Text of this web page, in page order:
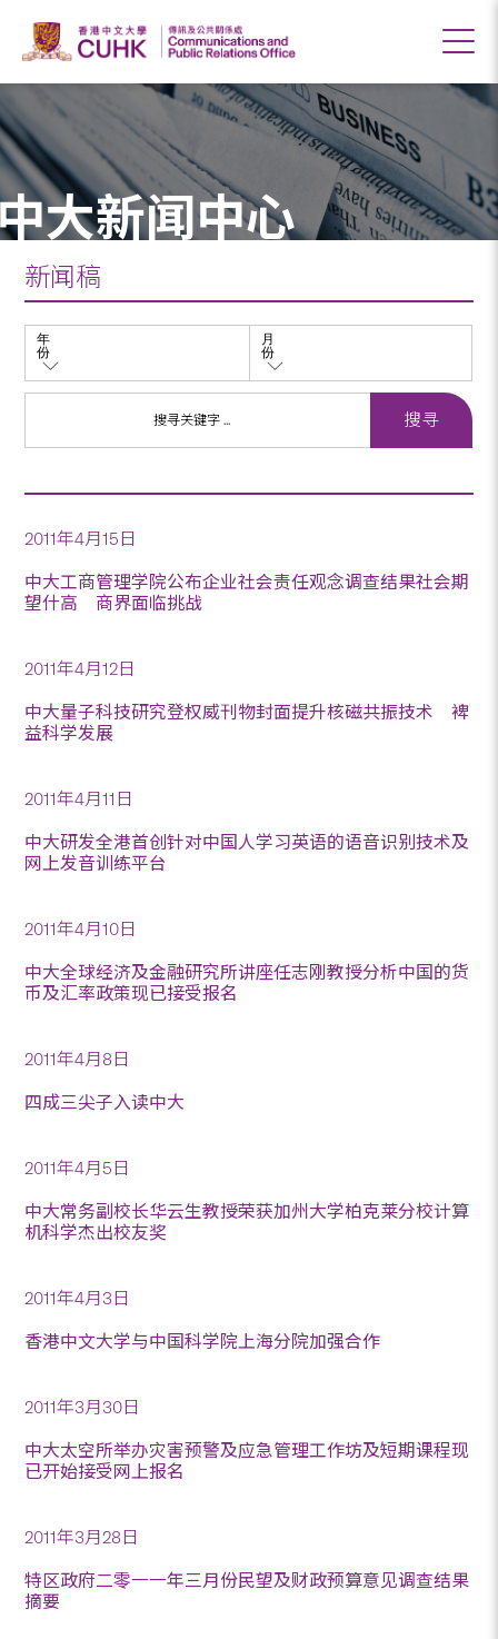
大新闻中心
新闻稿
年
份
月
份
2011年4月15日
中大工商管理学院公布企业社会责任观念调查结果社会期
望什高 商界面临挑战
2011年4月12日
中大量子科技研究登权威刊物封面提升核磁共振技术 裨
益科学发展
2011年4月11日
中大研发全港首创针对中国人学习英语的语音识别技术及
网上发音训练平台
2011年4月10日
中大全球经济及金融研究所讲座任志刚教授分析中国的货
币及汇率政策现已接受报名
2011年4月8日
四成三尖子入读中大
2011年4月5日
中大常务副校长华云生教授荣获加州大学柏克莱分校计算
机科学杰出校友奖
2011年4月3日
香港中文大学与中国科学院上海分院加强合作
2011年3月30日
中大太空所举办灾害预警及应急管理工作坊及短期课程现
已开始接受网上报名
2011年3月28日
特区政府二零一一年三月份民望及财政预算意见调查结果
摘要